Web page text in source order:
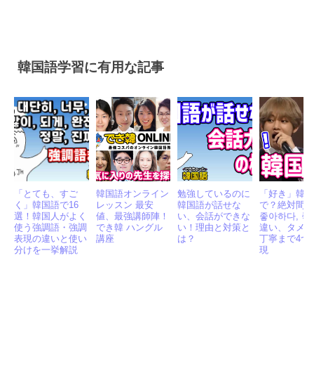
韓国語学習に有用な記事
「とても、すご
く」韓国語で16
選！韓国人がよく
使う強調語・強調
表現の違いと使い
分けを一挙解説
韓国語オンライン
レッスン 最安
値、最強講師陣！
でき韓 ハングル
講座
勉強しているのに
韓国語が話せな
い、会話ができな
い！理由と対策と
は？
「好き」韓
で？絶対間
좋아하다, 좋
違い、タメ
丁寧まで4つ
現